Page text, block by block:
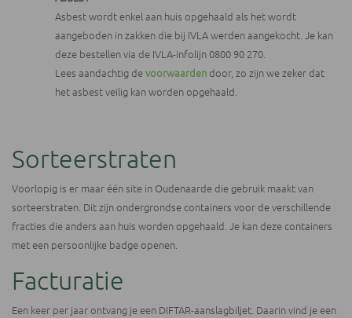
Asbest wordt enkel aan huis opgehaald als het wordt
aangeboden in zakken die bij IVLA werden aangekocht. Je kan
deze bestellen via de IVLA-infolijn 0800 90 270.
Lees aandachtig devoorwaarden door, zo zijn we zeker dat
het asbest veilig kan worden opgehaald.
Sorteerstraten
Voorlopig is er maar één site in Oudenaarde die gebruik maakt van
sorteerstraten. Dit zijn ondergrondse containers voor de verschillende
fracties die anders aan huis worden opgehaald. Je kan deze containers
met een persoonlijke badge openen.
Facturatie
Een keer per jaar ontvang je een DIFTAR-aanslagbiljet. Daarin vind je een